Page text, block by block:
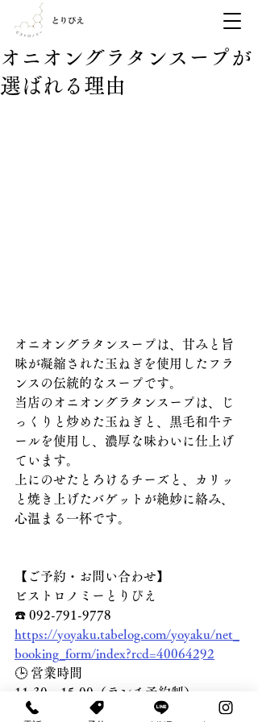
オニオングラタンスープが
選ばれる理由
オニオングラタンスープは、甘みと旨
味が凝縮された玉ねぎを使用したフラ
ンスの伝統的なスープです。
当店のオニオングラタンスープは、じ
っくりと炒めた玉ねぎと、黒毛和牛テ
ールを使用し、濃厚な味わいに仕上げ
ています。
上にのせたとろけるチーズと、カリッ
と焼き上げたバゲットが絶妙に絡み、
心温まる一杯です。
【ご予約・お問い合わせ】
ビストロノミーとりぴえ
☎️ 092-791-9778
https://yoyaku.tabelog.com/yoyaku/net_
booking_form/index?rcd=40064292
🕒 営業時間
11:30〜15:00（ランチ予約制）
17:30～00:00